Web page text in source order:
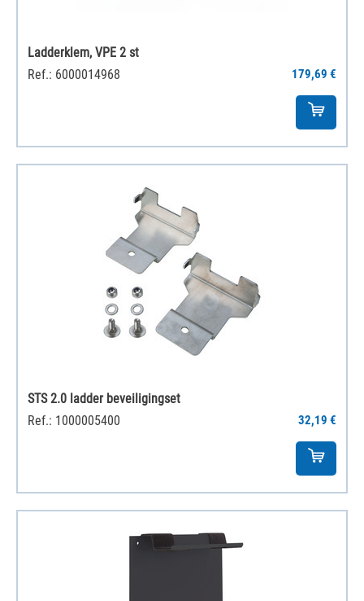
Ladderklem, VPE 2 st
Ref.: 6000014968
179,69 €
STS 2.0 ladder beveiligingset
Ref.: 1000005400
32,19 €